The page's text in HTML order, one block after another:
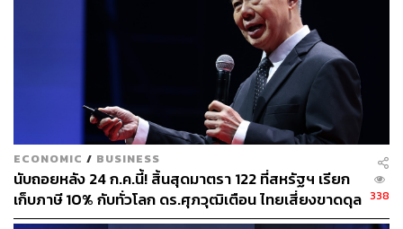
แนวโน้มที่สองคือ สภาพคล่องโลกมีแนวโน้มลดลงและอัตรา
ดอกเบี้ยโลกกำลังมีแนวโน้มปรับตัวสูงขึ้น หลังแรงกดดัน
เงินเฟ้อโลกที่สูงกว่าคาด กดดันให้ธนาคารกลางใหญ่ๆ โดย
เฉพาะธนาคารกลางสหรัฐฯ ต้องเริ่มถอนการกระตุ้น
เศรษฐกิจและปรับอัตราดอกเบี้ยนโยบาย ซึ่งจะส่งผลกระทบ
ต่อการลงทุน ต้นทุนทางการเงิน เงินทุนเคลื่อนย้าย และอัตรา
แลกเปลี่ยนทั่วโลก รวมถึงประเทศไทย
แนวโน้มที่สามคือ เศรษฐกิจไทยน่าจะยังคงฟื้นตัวได้ช้ากว่า
การฟื้นตัวของเศรษฐกิจโลก โดยน่าจะเร่งตัวขึ้นในช่วงครึ่ง
ECONOMIC / BUSINESS
นับถอยหลัง 24 ก.ค.นี้! สิ้นสุดมาตรา 122 ที่สหรัฐฯ เรียก
เก็บภาษี 10% กับทั่วโลก ดร.ศุภวุฒิเตือน ไทยเสี่ยงขาดดุล
หนักขึ้น บาทอาจอ่อนเกินคาด
338